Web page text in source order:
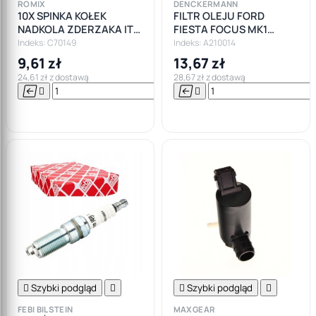
ROMIX
10X SPINKA KOŁEK
NADKOLA ZDERZAKA ITD
OPEL FORD
Indeks: C70149
9,61 zł
24,61 zł z dostawą
  

DENCKERMANN
FILTR OLEJU FORD
FIESTA FOCUS MK1
FIESTA 1,4 1,6
Indeks: A210014
13,67 zł
28,67 zł z dostawą
 
 Szybki podgląd 
FEBI BILSTEIN
 Szybki podgląd 
MAXGEAR